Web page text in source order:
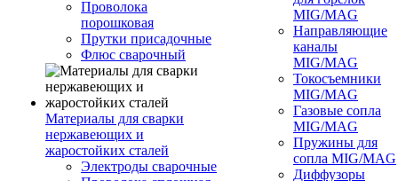
Проволока
порошковая
Прутки присадочные
Флюс сварочный
Материалы для сварки
нержавеющих и
жаростойких сталей
Электроды сварочные
MIG/MAG
Направляющие
каналы
MIG/MAG
Токосъемники
MIG/MAG
Газовые сопла
MIG/MAG
Пружины для
сопла MIG/MAG
Диффузоры